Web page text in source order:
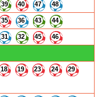
39 40 47 48
35 36 43 44
31 32 45 46
18 19 23 24 29